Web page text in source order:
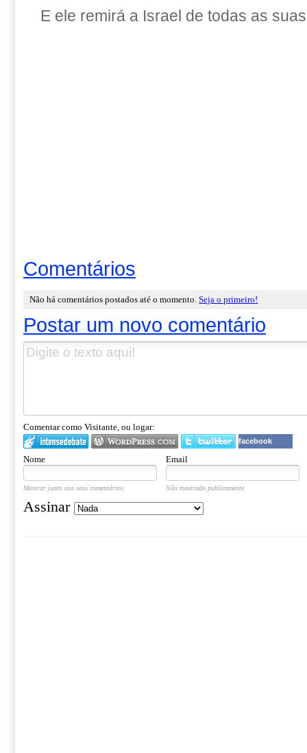
E ele remirá a Israel de todas as
Comentários
Não há comentários postados até o momento.Seja o primeiro!
Postar um novo comentário
Comentar como Visitante, ou logar:
facebook
Nome Email
Mostrar junto aos seus comentários. Não mostrado publicamente.
Assinar